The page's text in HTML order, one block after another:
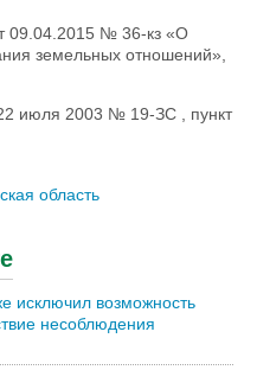
09.04.2015 № 36-кз «О
земельных отношений»,
22 июля 2003 № 19-ЗС , пункт
область
исключил возможность
несоблюдения